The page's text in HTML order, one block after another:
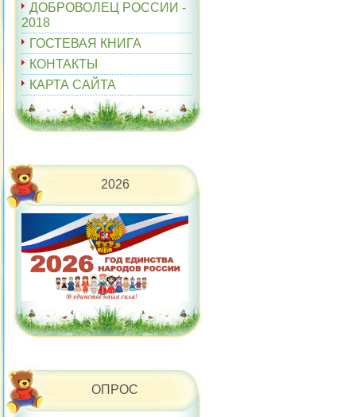
ДОБРОВОЛЕЦ РОССИИ -
2018
ГОСТЕВАЯ КНИГА
КОНТАКТЫ
КАРТА САЙТА
2026
ОПРОС